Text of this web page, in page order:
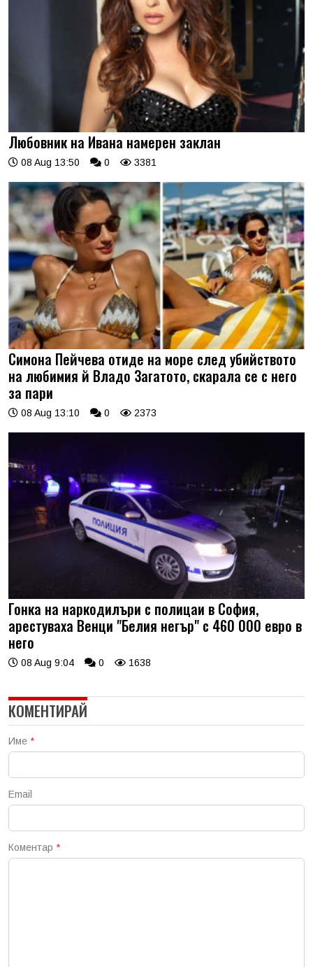
Любовник на Ивана намерен заклан
08 Aug 13:50 0 3381
Симона Пейчева отиде на море след убийството
на любимия й Владо Загатото, скарала се с него
за пари
08 Aug 13:10 0 2373
Гонка на наркодилъри с полицаи в София,
арестуваха Венци "Белия негър" с 460 000 евро в
него
08 Aug 9:04 0 1638
КОМЕНТИРАЙ
Име *
Email
Коментар *